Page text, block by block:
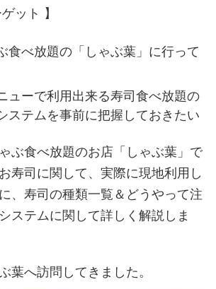
ット 】
食べ放題の「しゃぶ葉」に行って
ューで利用出来る寿司食べ放題の
ステムを事前に把握しておきたい
ぶ食べ放題のお店「しゃぶ葉」で
寿司に関して、実際に現地利用し
、寿司の種類一覧＆どうやって注
ステムに関して詳しく解説しま
葉へ訪問してきました。